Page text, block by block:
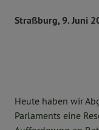
Straßburg, 9. Juni
Heute haben wir
Parlaments eine